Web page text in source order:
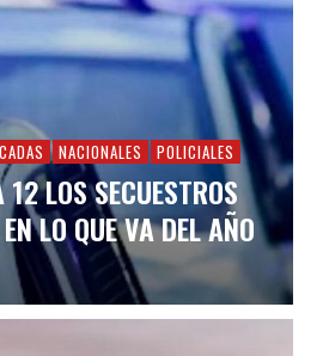
NACIONALES POLICIALES
LOS SECUESTROS
LO QUE VA DEL AÑO